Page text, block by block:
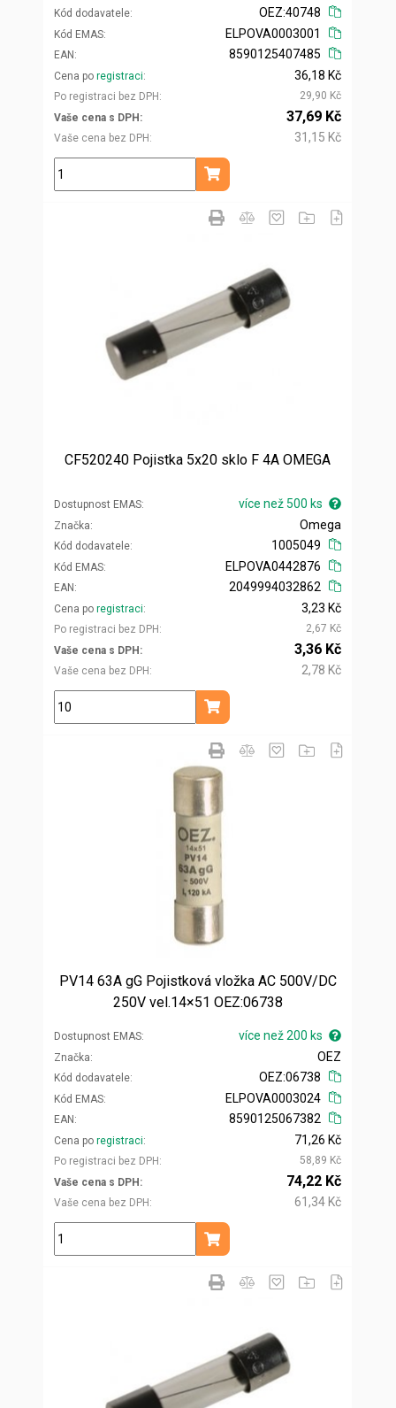
Kód dodavatele
OEZ:40748
Kód EMAS
EAN
ELPOVA0003001
8590125407485
Cena po registraci
Po registraci bez DPH
36,18 Kč
29,90 Kč
Vaše cena s DPH
Vaše cena bez DPH
37,69 Kč
31,15 Kč
ks
Přidat do košíku
CF520240 Pojistka 5x20 sklo F 4A OMEGA
Dostupnost EMAS více než 500 ks
Značka
Kód dodavatele
Omega
1005049
Kód EMAS
EAN
ELPOVA0442876
2049994032862
Cena po registraci
Po registraci bez DPH
3,23 Kč
2,67 Kč
Vaše cena s DPH
Vaše cena bez DPH
3,36 Kč
2,78 Kč
ks
Přidat do košíku
PV14 63A gG Pojistková vložka AC 500V/DC
250V vel.14×51 OEZ:06738
Dostupnost EMAS více než 200 ks
Značka
Kód dodavatele
OEZ
OEZ:06738
Kód EMAS
EAN
ELPOVA0003024
8590125067382
Cena po registraci
Po registraci bez DPH
71,26 Kč
58,89 Kč
Vaše cena s DPH
Vaše cena bez DPH
74,22 Kč
61,34 Kč
ks
Přidat do košíku